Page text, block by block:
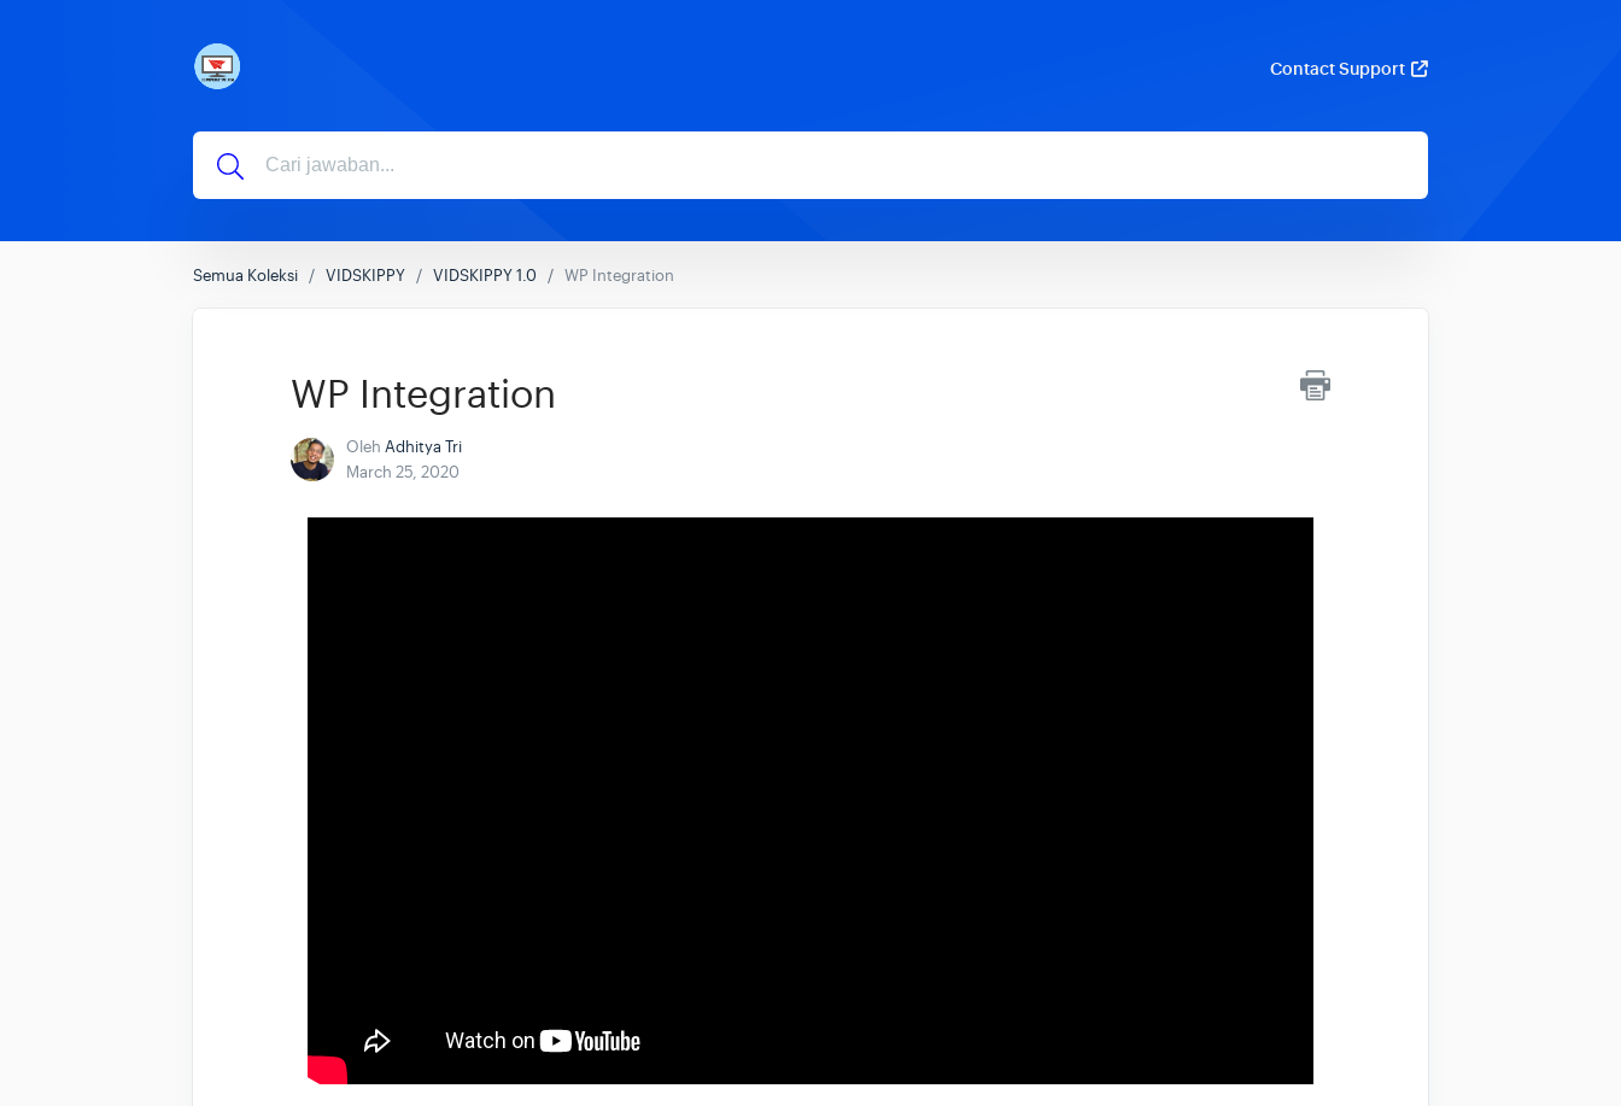
Contact Support
Semua Koleksi VIDSKIPPY VIDSKIPPY 1.0 WP Integration
WP Integration
Oleh Adhitya Tri
March 25, 2020